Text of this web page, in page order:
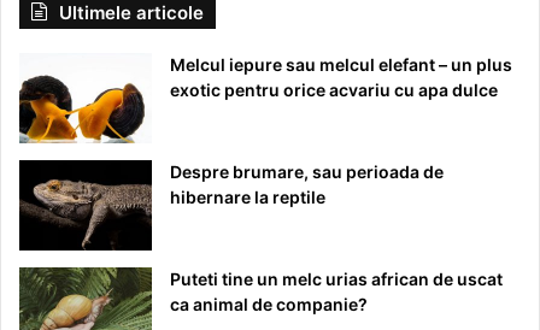
Ultimele articole
Melcul iepure sau melcul elefant – un plus
exotic pentru orice acvariu cu apa dulce
Despre brumare, sau perioada de
hibernare la reptile
Puteti tine un melc urias african de uscat
ca animal de companie?